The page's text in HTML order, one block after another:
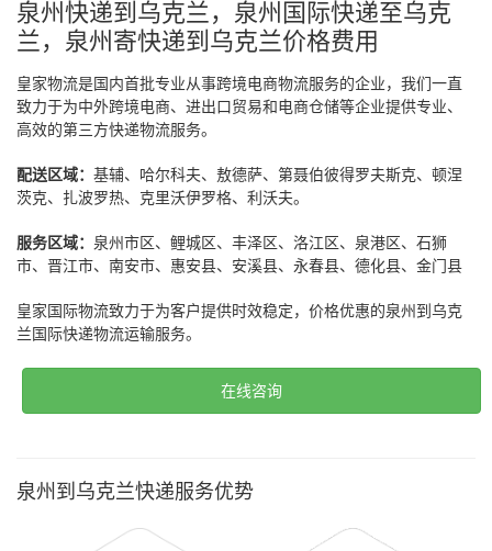
泉州快递到乌克兰，泉州国际快递至乌克
兰，泉州寄快递到乌克兰价格费用
皇家物流是国内首批专业从事跨境电商物流服务的企业，我们一直
致力于为中外跨境电商、进出口贸易和电商仓储等企业提供专业、
高效的第三方快递物流服务。
配送区域： 基辅、哈尔科夫、敖德萨、第聂伯彼得罗夫斯克、顿涅
茨克、扎波罗热、克里沃伊罗格、利沃夫。
服务区域： 泉州市区、鲤城区、丰泽区、洛江区、泉港区、石狮
市、晋江市、南安市、惠安县、安溪县、永春县、德化县、金门县
皇家国际物流致力于为客户提供时效稳定，价格优惠的泉州到乌克
兰国际快递物流运输服务。
在线咨询
泉州到乌克兰快递服务优势